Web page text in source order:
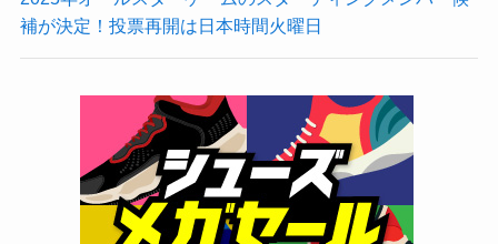
補が決定！投票再開は日本時間火曜日